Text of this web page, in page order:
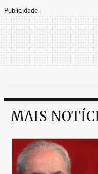
Publicidade
MAIS